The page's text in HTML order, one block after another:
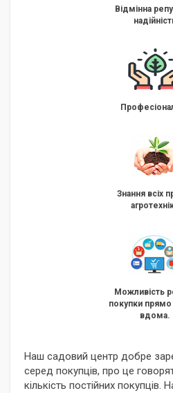
Відмінна
Знання всіх
Можливість
покупки
вдома.
Наш садовий центр добре
серед покупців, про це
кількість постійних покупців.